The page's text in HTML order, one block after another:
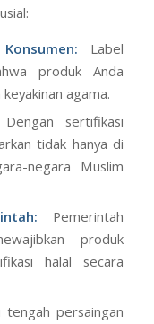
Label
produk Anda
agama.
Dengan sertifikasi
tidak hanya di
negara Muslim
Pemerintah
produk
halal secara
tengah persaingan